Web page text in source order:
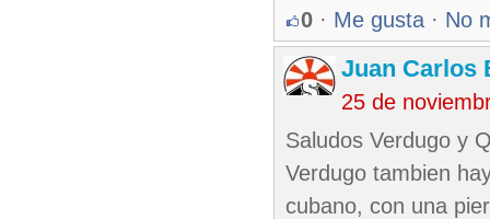
0 · Me gusta · No
Juan Carlos
25 de
Saludos Verdugo y
Verdugo tambien
cubano, con una